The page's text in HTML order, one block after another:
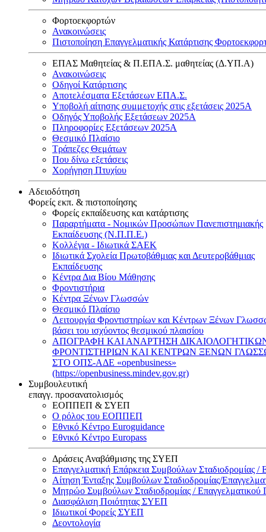
Φορτοεκφορτών
Ανακοινώσεις
Πιστοποίηση Επαγγελματικής Κατάρτισης
ΕΠΑΣ Μαθητείας & Π.ΕΠΑ.Σ. μαθητείας (Δ.ΥΠ.Α)
Ανακοινώσεις
Oδηγοί Κατάρτισης
Αποτελέσματα Εξετάσεων ΕΠΑ.Σ.
Υποβολή αίτησης συμμετοχής στις εξετάσεις 2025Α
Οδηγός Υποβολής Εξετάσεων 2025A
Πληροφορίες Εξετάσεων 2025Α
Θεσμικό Πλαίσιο
Τράπεζες Θεμάτων
Που δίνω εξετάσεις
Χορήγηση Πτυχίου
Αδειοδότηση
Φορείς εκπ. & πιστοποίησης
Φορείς εκπαίδευσης και κατάρτισης
Παραρτήματα - Νομικών Προσώπων Πανεπιστημιακής
Εκπαίδευσης (Ν.Π.Π.Ε.)
Κολλέγια - Ιδιωτικά ΣΑΕΚ
Ιδιωτικά Σχολεία Πρωτοβάθμιας και Δευτεροβάθμιας
Εκπαίδευσης
Κέντρα Δια Βίου Μάθησης
Φροντιστήρια
Κέντρα Ξένων Γλωσσών
Θεσμικό Πλαίσιο
Λειτουργία Φροντιστηρίων και Κέντρων Ξένων
βάσει του ισχύοντος θεσμικού πλαισίου
ΑΠΟΓΡΑΦΗ ΚΑΙ ΑΝΑΡΤΗΣΗ
ΦΡΟΝΤΙΣΤΗΡΙΩΝ ΚΑΙ ΚΕΝΤΡΩΝ ΞΕΝΩΝ
ΣΤΟ ΟΠΣ-ΑΔΕ «openbusiness»
(https://openbusiness.mindev.gov.gr)
Συμβουλευτική
επαγγ. προσανατολισμός
ΕΟΠΠΕΠ & ΣΥΕΠ
Ο ρόλος του ΕΟΠΠΕΠ
Εθνικό Κέντρο Euroguidance
Εθνικό Κέντρο Europass
Δράσεις Αναβάθμισης της ΣΥΕΠ
Επαγγελματική Επάρκεια Συμβούλων Σταδιοδρομίας /
Αίτηση Ένταξης Συμβούλων Σταδιοδρομίας/
Μητρώο Συμβούλων Σταδιοδρομίας / Επαγγελματικού
Διασφάλιση Ποιότητας ΣΥΕΠ
Ιδιωτικοί Φορείς ΣΥΕΠ
Δεοντολογία